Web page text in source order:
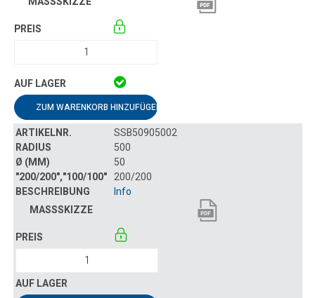
ZUM WARENKORB HINZUFÜGEN
SSB50905002
500
50
200/200
Info